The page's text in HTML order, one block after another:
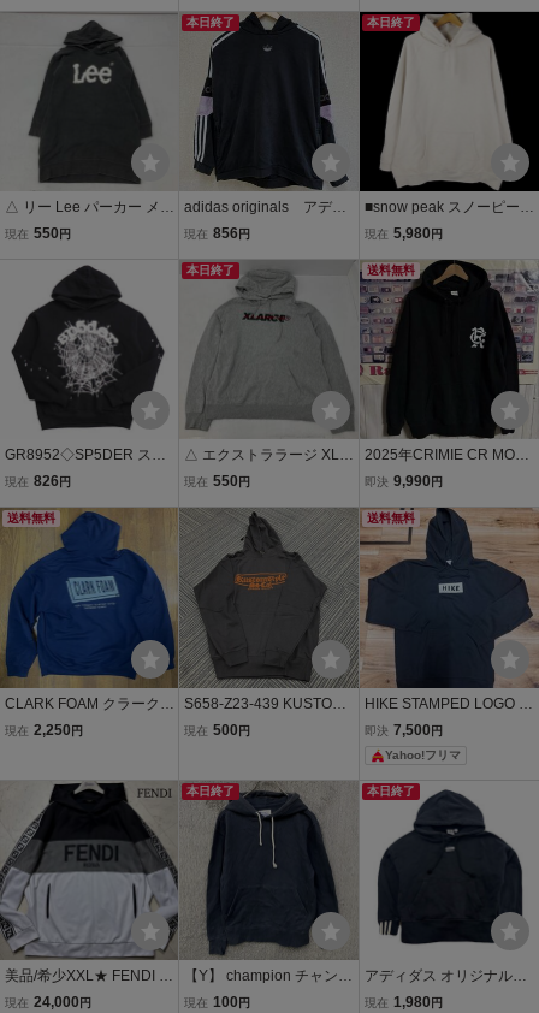
ネイビー 紺 メン
ズ Lサイズ
ルニア ベア プルオーバー
フーディー スウェット メ
ンズ NC
6_79_L】 革タグ フーデ
ィー プルオーバー ネイビ
△ リー Lee パーカー メン
ズ M チャコールグレー ス
オーバー ロゴ 90s 00s ス
トリート アメカジ 古着
現在 550 円
本日終了
adidas originals アディ
ダス オリジナルス プル
ディ Hoodie ブラッ
ク メンズ Lサイズ 刺
繍ロゴ
現在 856 円
本日終了
■snow peak スノーピーク
/ SW-22SU402 / Recycled
メンズ コットン スウェッ
ト プルオーバー パーカー
size XL
現在 5,980 円
GR8952◇SP5DER スパ
イダー メンズM 蜘蛛の巣
ト パーカー プルオーバー
フーディー ブラック系
現在 826 円
本日終了
△ エクストララージ XLA
RGE パーカー L グレー コ
ディー スウェット ロゴ刺
繍 01173205 古着
現在 550 円
送料無料
2025年CRIMIE CR MON
OGRAM SWEAT HOODIE
ースウェットパーカーフ
ーディー
即決 9,990 円
送料無料
CLARK FOAM クラークフ
ォーム パーカー スウェッ
ルダン L フーディー
現在 2,250 円
S658-Z23-439 KUSTOMS
TYLE カスタムスタイル
ィー スウェット ストリー
ト メンズ XL NC
現在 500 円
送料無料
HIKE STAMPED LOGO H
OODIE Warm & Dry パー
カー プルオーバー フーデ
ィー 未使用 Lサイズ
即決 7,500 円
Yahoo!フリマ
美品/希少XXL★ FENDI フ
ェンディ 22AW ロゴ刺繍
現在 24,000 円
本日終了
【Y】 champion チャンピ
オン パーカー プルオーバ
現在 100 円
本日終了
アディダス オリジナルス
adidas メンズ S 黒 ブラッ
現在 1,980 円